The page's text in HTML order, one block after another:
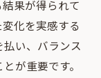
果が得られて
化を実感する
い、バランス
が重要です。